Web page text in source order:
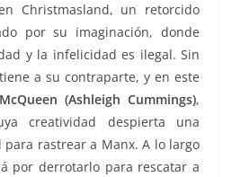
Christmasland, un retorcido
por su imaginación, donde
y la infelicidad es ilegal. Sin
a su contraparte, y en este
(Ashleigh Cummings),
creatividad despierta una
rastrear a Manx. A lo largo
por derrotarlo para rescatar a